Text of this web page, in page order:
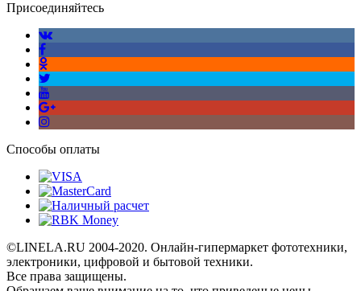
Присоединяйтесь
Способы оплаты
©LINELA.RU 2004-2020. Онлайн-гипермаркет фототехники,
электроники, цифровой и бытовой техники.
Все права защищены.